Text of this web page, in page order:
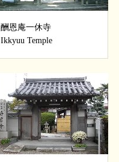
酬恩庵一休寺
Ikkyuu Temple